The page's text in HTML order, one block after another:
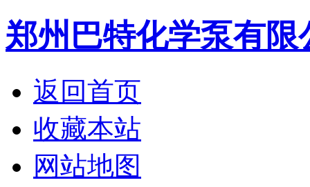
郑州巴特化学泵有限
返回首页
收藏本站
网站地图